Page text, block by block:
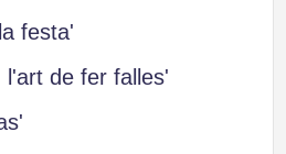
festa'
l'art de fer falles'